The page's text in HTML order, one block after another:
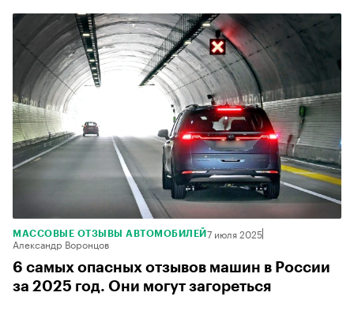
Esteo Haval Changan
МАССОВЫЕ ОТЗЫВЫ АВТОМОБИЛЕЙ 7 июля 2025
Александр Воронцов
6 самых опасных отзывов машин в России
за 2025 год. Они могут загореться